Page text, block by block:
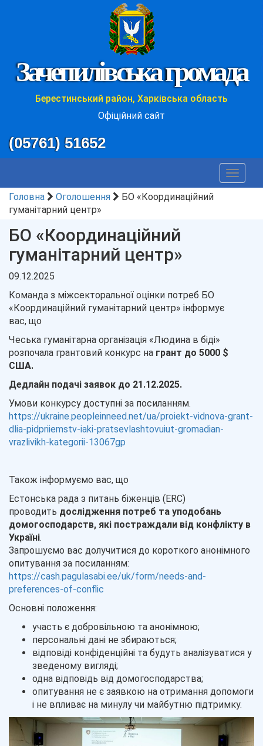
Зачепилівська громада
Берестинський район, Харківська область
Офіційний сайт
(05761) 51652
Toggle
Головна
Оголошення
БО «Координаційний
гуманітарний центр»
БО «Координаційний
гуманітарний центр»
09.12.2025
Команда з міжсекторальної оцінки потреб БО
«Координаційний гуманітарний центр» інформує
вас, що
Чеська гуманітарна організація «Людина в біді»
розпочала грантовий конкурс на грант до 5000 $
США.
Дедлайн подачі заявок до 21.12.2025.
Умови конкурсу доступні за посиланням.
https://ukraine.peopleinneed.net/ua/proiekt-vidnova-grant-
dlia-pidpriiemstv-iaki-pratsevlashtovuiut-gromadian-
vrazlivikh-kategorii-13067gp
Також інформуємо вас, що
Естонська рада з питань біженців (ERC)
проводить дослідження потреб та уподобань
домогосподарств, які постраждали від конфлікту в
Україні.
Запрошуємо вас долучитися до короткого анонімного
опитування за посиланням:
https://cash.pagulasabi.ee/uk/form/needs-and-
preferences-of-conflic
Основні положення:
участь є добровільною та анонімною;
персональні дані не збираються;
відповіді конфіденційні та будуть аналізуватися у
зведеному вигляді;
одна відповідь від домогосподарства;
опитування не є заявкою на отримання допомоги
і не впливає на минулу чи майбутню підтримку.